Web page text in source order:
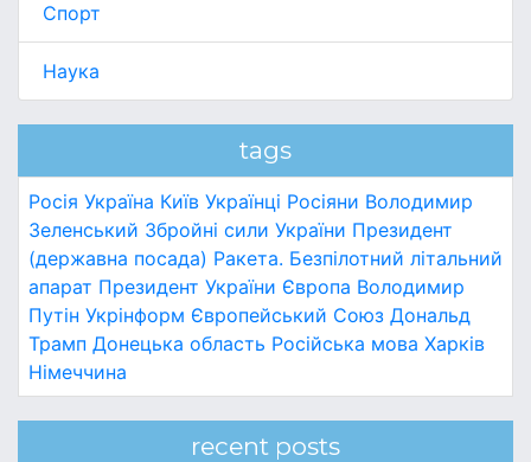
Спорт
Наука
tags
Росія Україна Київ Українці Росіяни Володимир
Зеленський Збройні сили України Президент
(державна посада) Ракета. Безпілотний літальний
апарат Президент України Європа Володимир
Путін Укрінформ Європейський Союз Дональд
Трамп Донецька область Російська мова Харків
Німеччина
recent posts